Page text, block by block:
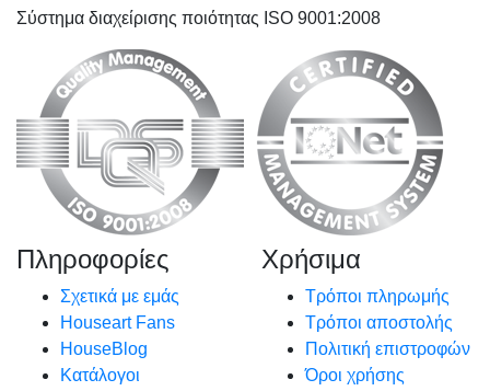
Σύστημα διαχείρισης ποιότητας ISO 9001:2008
Πληροφορίες
Σχετικά με εμάς
Houseart Fans
HouseBlog
Κατάλογοι
Χρήσιμα
Τρόποι πληρωμής
Τρόποι αποστολής
Πολιτική επιστροφών
Όροι χρήσης